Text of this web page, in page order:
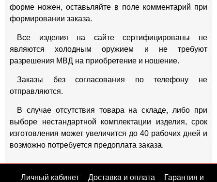
форме ножен, оставьляйте в поле комментарий при
формировании заказа.
Все изделия на сайте сертифицированы не
являются холодным оружием и не требуют
разрешения МВД на приобретение и ношение.
Заказы без согласования по телефону не
отправляются.
В случае отсутствия товара на складе, либо при
выборе нестандартной комплектации изделия, срок
изготовления может увеличится до 40 рабочих дней и
возможно потребуется предоплата заказа.
Личный кабинет Доставка и оплата Гарантия и